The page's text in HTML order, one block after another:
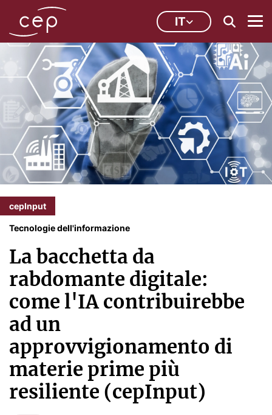
IT
cepInput
Tecnologie dell'informazione
La bacchetta da
rabdomante digitale:
come l'IA contribuirebbe
ad un
approvvigionamento di
materie prime più
resiliente (cepInput)